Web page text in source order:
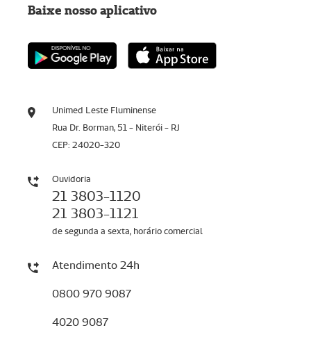
Unimed Leste Fluminense
Rua Dr. Borman, 51 - Niterói - RJ
CEP: 24020-320
Ouvidoria
21 3803-1120
21 3803-1121
de segunda a sexta, horário comercial
Atendimento 24h
0800 970 9087
4020 9087
Baixe nosso aplicativo